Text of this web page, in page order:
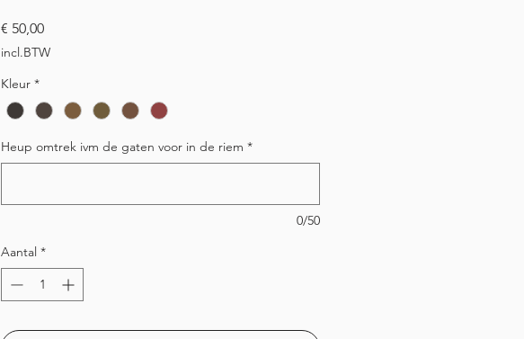
€ 50,00Prijs
incl.BTW
Kleur *
Heup omtrek ivm de gaten voor in de riem *
0/50
Aantal *